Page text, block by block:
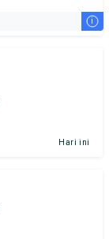
i
Hari ini